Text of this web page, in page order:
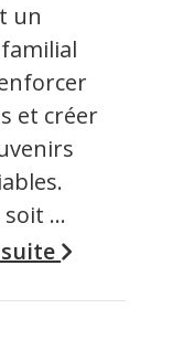
un
et créer
soit …